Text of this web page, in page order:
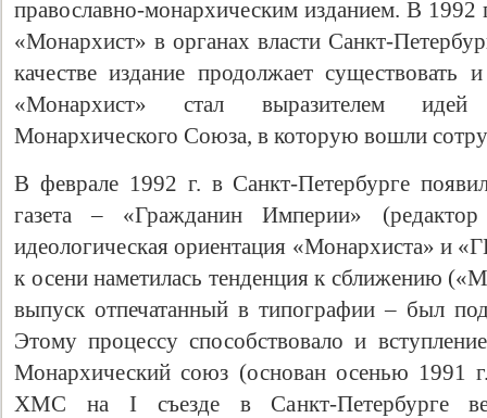
православно-монархическим изданием. В 1992
«Монархист» в органах власти Санкт-
качестве издание продолжает
«Монархист» стал выразителем идей
Монархического Союза, в которую вошли
В феврале 1992 г. в Санкт-Петербурге
газета – «Гражданин Империи»
идеологическая ориентация «Монархиста» и
к осени наметилась тенденция к сближению
выпуск отпечатанный в типографии – был
Этому процессу способствовало и
Монархический союз (основан осенью 1991
ХМС на I съезде в Санкт-Петербурге
Свидетельство